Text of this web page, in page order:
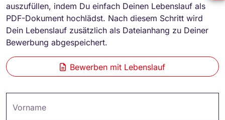
auszufüllen, indem Du einfach Deinen Lebenslauf als
PDF-Dokument hochlädst. Nach diesem Schritt wird
Dein Lebenslauf zusätzlich als Dateianhang zu Deiner
Bewerbung abgespeichert.
Bewerben mit Lebenslauf
Vorname